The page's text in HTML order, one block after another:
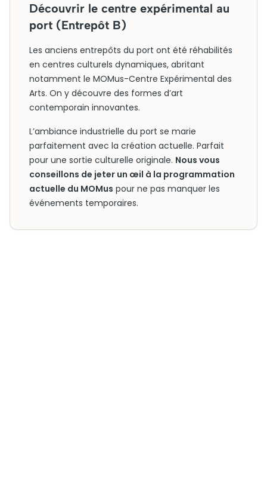
Découvrir le centre expérimental au
port (Entrepôt B)
Les anciens entrepôts du port ont été réhabilités
en centres culturels dynamiques, abritant
notamment le MOMus-Centre Expérimental des
Arts. On y découvre des formes d’art
contemporain innovantes.
L’ambiance industrielle du port se marie
parfaitement avec la création actuelle. Parfait
pour une sortie culturelle originale. Nous vous
conseillons de jeter un œil à la programmation
actuelle du MOMus pour ne pas manquer les
événements temporaires.